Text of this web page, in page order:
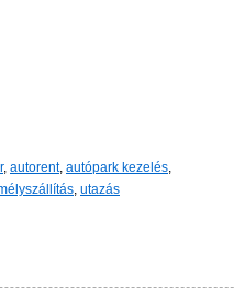
, autorent, autópark kezelés,
, utazás